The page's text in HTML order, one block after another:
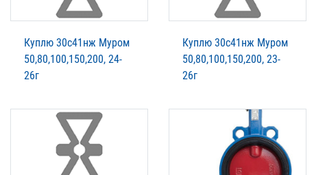
Куплю 30с41нж Муром
50,80,100,150,200, 24-
26г
Куплю 30с41нж Муром
50,80,100,150,200, 23-
26г